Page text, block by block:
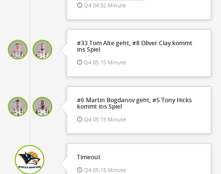
Q4 04:52 Minute
#33 Tom Alte geht, #8 Oliver Clay kommt
ins Spiel
Q4 05:15 Minute
#6 Martin Bogdanov geht, #5 Tony Hicks
kommt ins Spiel
Q4 05:15 Minute
Timeout
Q4 05:15 Minute